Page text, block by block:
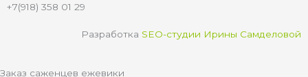
t
k
l
g
s
a
+7(918) 358 01 29
Разработка SEO-студии Ирины Самделовой
Заказ саженцев ежевики